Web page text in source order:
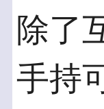
除了
手持